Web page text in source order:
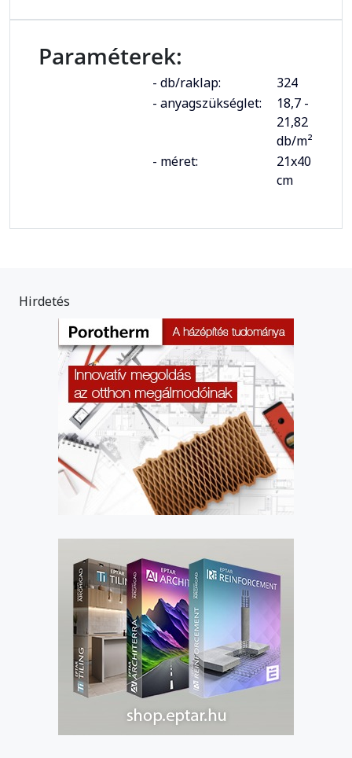
Paraméterek:
- db/raklap:
324
- anyagszükséglet:
18,7 -
21,82
db/m²
- méret:
21x40
cm
Hirdetés